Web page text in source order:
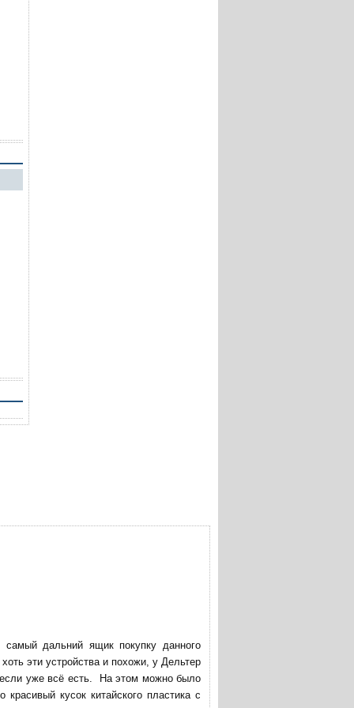
дальний ящик покупку данного
эти устройства и похожи, у Дельтер
если уже всё есть. На этом можно было
кусок китайского пластика с